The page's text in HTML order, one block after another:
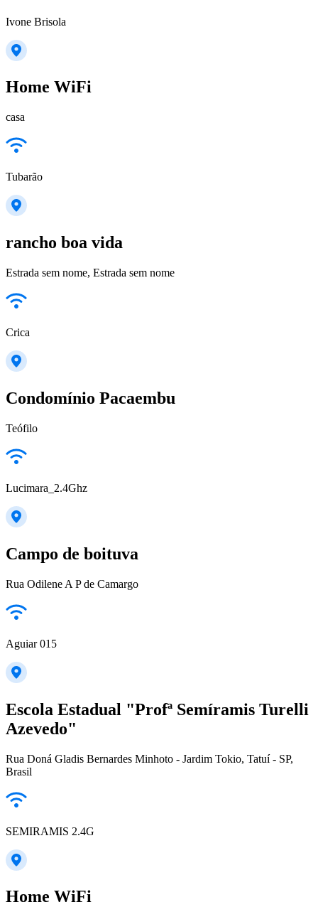
Ivone Brisola
Home WiFi
casa
Tubarão
rancho boa vida
Estrada sem nome, Estrada sem nome
Crica
Condomínio Pacaembu
Teófilo
Lucimara_2.4Ghz
Campo de boituva
Rua Odilene A P de Camargo
Aguiar 015
Escola Estadual "Profª Semíramis Turelli
Azevedo"
Rua Doná Gladis Bernardes Minhoto - Jardim Tokio, Tatuí - SP,
Brasil
SEMIRAMIS 2.4G
Home WiFi